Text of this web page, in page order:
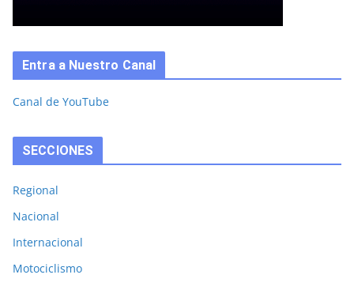
Entra a Nuestro Canal
Canal de YouTube
SECCIONES
Regional
Nacional
Internacional
Motociclismo